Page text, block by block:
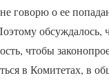
говорю о ее
обсуждалось,
чтобы
в Комитетах, в